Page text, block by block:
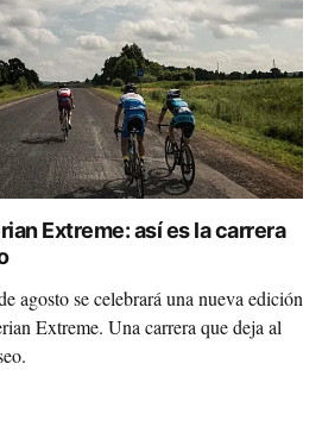
Extreme: así es la carrera
agosto se celebrará una nueva edición
Extreme. Una carrera que deja al